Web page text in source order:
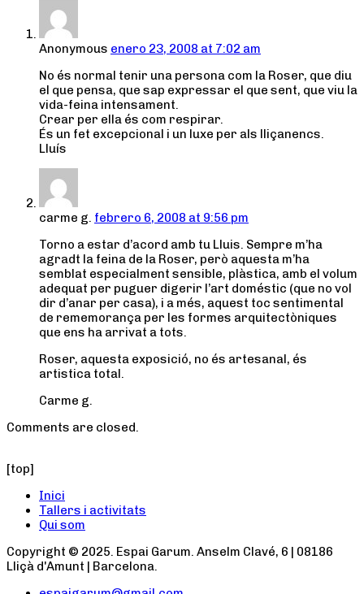
Anonymous enero 23, 2008 at 7:02 am
No és normal tenir una persona com la Roser, que diu
el que pensa, que sap expressar el que sent, que viu la
vida-feina intensament.
Crear per ella és com respirar.
És un fet excepcional i un luxe per als lliçanencs.
Lluís
carme g. febrero 6, 2008 at 9:56 pm
Torno a estar d’acord amb tu Lluis. Sempre m’ha
agradt la feina de la Roser, però aquesta m’ha
semblat especialment sensible, plàstica, amb el volum
adequat per puguer digerir l’art doméstic (que no vol
dir d’anar per casa), i a més, aquest toc sentimental
de rememorança per les formes arquitectòniques
que ens ha arrivat a tots.
Roser, aquesta exposició, no és artesanal, és
artistica total.
Carme g.
Comments are closed.
[top]
Inici
Tallers i activitats
Qui som
Copyright © 2025. Espai Garum. Anselm Clavé, 6 | 08186
Lliçà d'Amunt | Barcelona.